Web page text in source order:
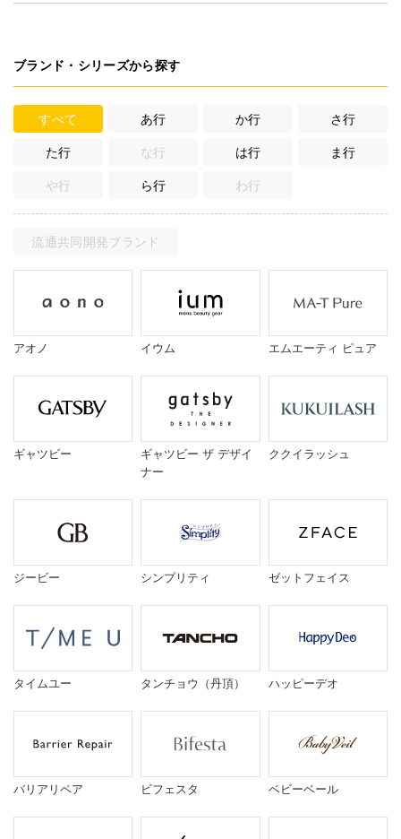
ブランド・シリーズから探す
すべて あ行 か行 さ行
た行 な行 は行 ま行
や行 ら行 わ行
流通共同開発ブランド
アオノ イウム エムエーティ ピュア
ギャツビー
ギャツビー ザ デザイ
ナー
ククイラッシュ
ジービー シンプリティ ゼットフェイス
タイムユー タンチョウ（丹頂） ハッピーデオ
バリアリペア ビフェスタ ベビーベール